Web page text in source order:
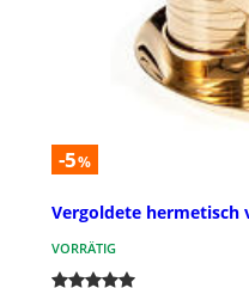
-5%
Vergoldete hermetisch
VORRÄTIG